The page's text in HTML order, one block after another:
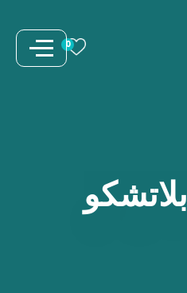
0
بلاتشكو